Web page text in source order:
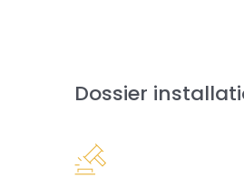
Dossier